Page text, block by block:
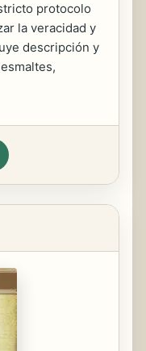
protocolo
la veracidad y
descripción y